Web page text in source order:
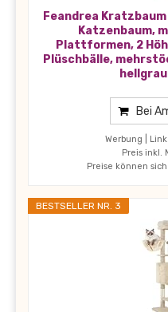
Feandrea
Katzenbaum,
Plattformen, 2
Plüschbälle,
hellgrau
Bei
Werbung |
Preis inkl.
Preise können
BESTSELLER NR. 3